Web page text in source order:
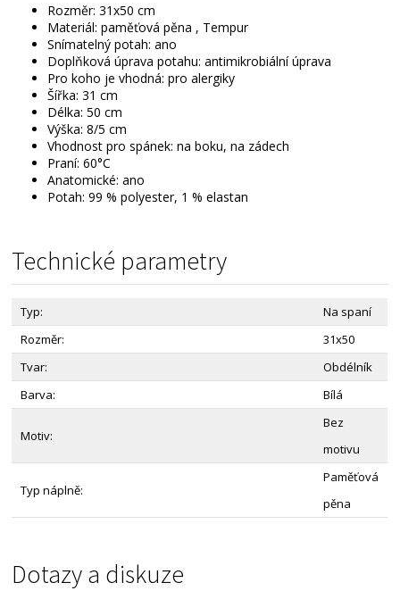
Rozměr: 31x50 cm
Materiál: paměťová pěna , Tempur
Snímatelný potah: ano
Doplňková úprava potahu: antimikrobiální úprava
Pro koho je vhodná: pro alergiky
Šířka: 31 cm
Délka: 50 cm
Výška: 8/5 cm
Vhodnost pro spánek: na boku, na zádech
Praní: 60°C
Anatomické: ano
Potah: 99 % polyester, 1 % elastan
Technické parametry
Typ:
Na spaní
Rozměr:
31x50
Tvar:
Obdélník
Barva:
Bílá
Motiv:
Bez
motivu
Typ náplně:
Paměťová
pěna
Dotazy a diskuze